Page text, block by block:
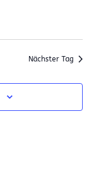
Nächster Tag